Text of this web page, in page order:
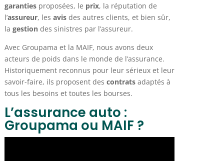
garantiesproposées, le prix, la réputation de
l’assureur, les avisdes autres clients, et bien sûr,
la gestiondes sinistres par l’assureur.
Avec Groupama et la MAIF, nous avons deux
acteurs de poids dans le monde de l’assurance.
Historiquement reconnus pour leur sérieux et leur
savoir-faire, ils proposent des contratsadaptés à
tous les besoins et toutes les bourses.
L’assurance auto :
Groupama ou MAIF ?